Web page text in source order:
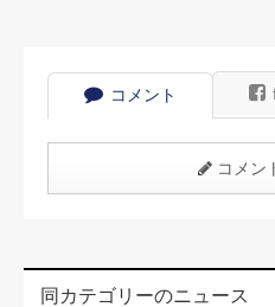
コメント
コメン
同カテゴリーのニュース